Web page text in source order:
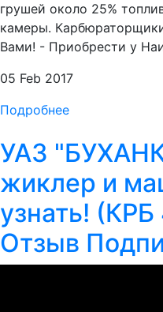
грушей около 25%
камеры.
Вами! - Приобрести у
05 Feb 2017
Подробнее
УАЗ
жиклер и
узнать!
Отзыв